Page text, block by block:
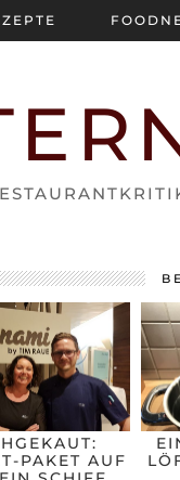
PAKET AUF